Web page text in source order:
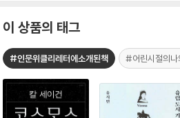
이 상품의 태그
#인문위클리레터에소개된책 #어린시절의나